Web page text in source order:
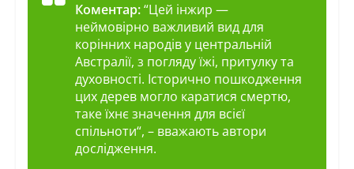
Коментар:“Цей інжир —
неймовірно важливий вид для
корінних народів у центральній
Австралії, з погляду їжі, притулку та
духовності. Історично пошкодження
цих дерев могло каратися смертю,
таке їхнє значення для всієї
спільноти“, – вважають автори
дослідження.